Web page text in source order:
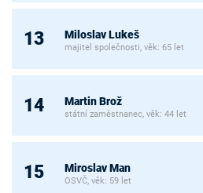
13 Miloslav Lukeš
majitel společnosti, věk: 65 let
14 Martin Brož
státní zaměstnanec, věk: 44 let
15 Miroslav Man
OSVČ, věk: 59 let